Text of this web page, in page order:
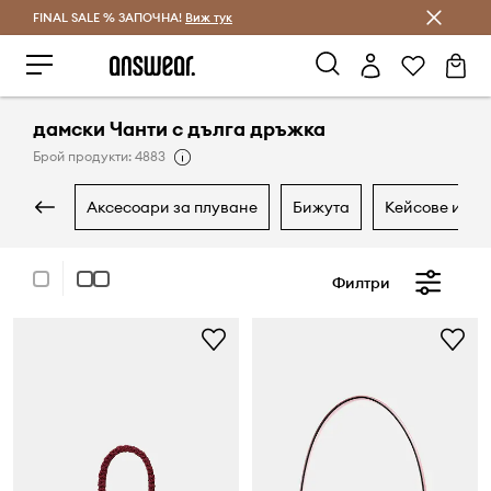
Спестявай с Answear Club
FINAL SALE % ЗАПОЧНА! Виж тук
дамски Чанти с дълга дръжка
Брой продукти: 4883
аксесоари за плуване бижута кейсове и
Филтри